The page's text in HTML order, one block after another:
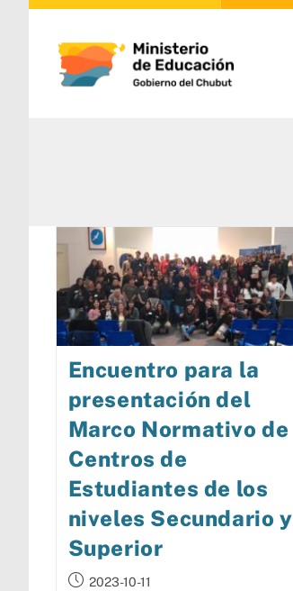
Encuentro para la
presentación del
Marco Normativo de
Centros de
Estudiantes de los
niveles Secundario y
Superior
2023-10-11